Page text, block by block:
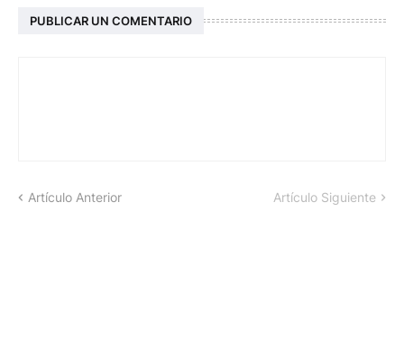
PUBLICAR UN COMENTARIO
Artículo Anterior Artículo Siguiente